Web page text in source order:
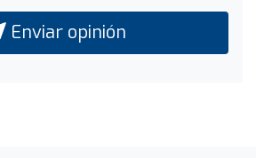
Enviar opinión